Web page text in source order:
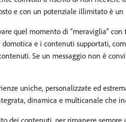
e con un potenziale illimitato è
quel momento di “meraviglia”
e i contenuti supportati,
Se un messaggio non è
uniche, personalizzate ed
dinamica e multicanale che
dei contenuti, per rimanere